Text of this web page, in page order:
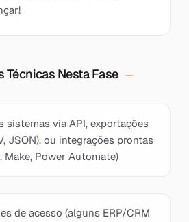
Técnicas Nesta Fase
sistemas via API, exportações
JSON), ou integrações prontas
Make, Power Automate)
de acesso (alguns ERP/CRM